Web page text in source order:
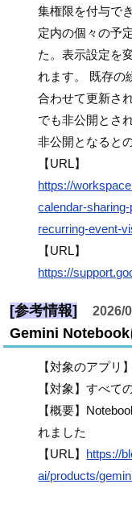
集権限を付与で
定内の個々の予
た。表示設定を
れます。 既存の
合わせて更新さ
でも非公開とさ
非公開となると
【URL】
https://
calendar-
recurring-event-
【URL】
https://
[参考情報] 2026/
Gemini Notebook
【対象のアプリ
【対象】すべて
【概要】
れました
【URL】 https://
ai/products/